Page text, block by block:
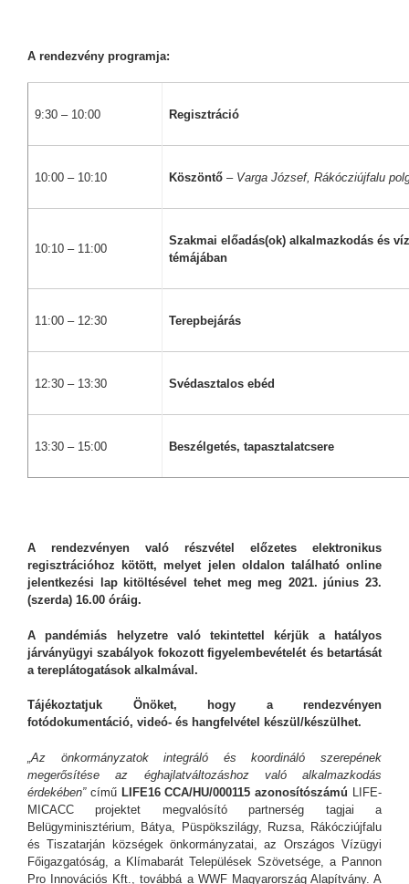
A rendezvény programja:
9:30 – 10:00 Regisztráció
10:00 – 10:10 Köszöntő – Varga József, Rákócziújfalu
10:10 – 11:00
Szakmai előadás(ok) alkalmazkodás és
témájában
11:00 – 12:30 Terepbejárás
12:30 – 13:30 Svédasztalos ebéd
13:30 – 15:00 Beszélgetés, tapasztalatcsere
A rendezvényen való részvétel előzetes elektronikus
regisztrációhoz kötött, melyet jelen oldalon található online
jelentkezési lap kitöltésével tehet meg meg 2021. június 23.
(szerda) 16.00 óráig.
A pandémiás helyzetre való tekintettel kérjük a hatályos
járványügyi szabályok fokozott figyelembevételét és betartását
a tereplátogatások alkalmával.
Tájékoztatjuk Önöket, hogy a rendezvényen
fotódokumentáció, videó- és hangfelvétel készül/készülhet.
„Az önkormányzatok integráló és koordináló szerepének
megerősítése az éghajlatváltozáshoz való alkalmazkodás
érdekében”című LIFE16 CCA/HU/000115 azonosítószámú LIFE-
MICACC projektet megvalósító partnerség tagjai a
Belügyminisztérium, Bátya, Püspökszilágy, Ruzsa, Rákócziújfalu
és Tiszatarján községek önkormányzatai, az Országos Vízügyi
Főigazgatóság, a Klímabarát Települések Szövetsége, a Pannon
Pro Innovációs Kft., továbbá a WWF Magyarország Alapítvány. A